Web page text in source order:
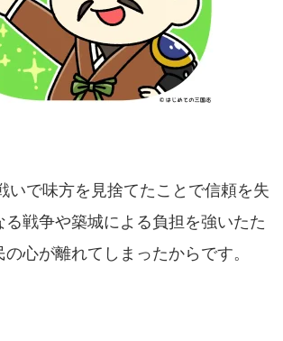
いで味方を見捨てたことで信頼を失
る戦争や築城による負担を強いたた
心が離れてしまったからです。